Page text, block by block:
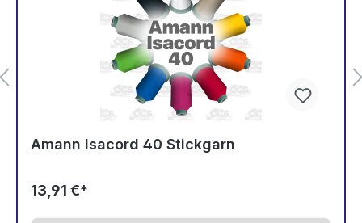
Amann Isacord 40 Stickgarn
13,91 €*